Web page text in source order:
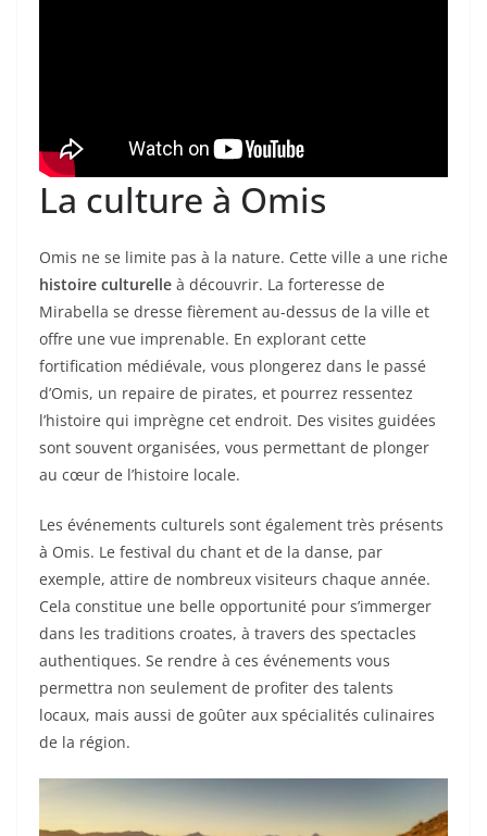
La culture à Omis
Omis ne se limite pas à la nature. Cette ville a une riche
histoire culturelle à découvrir. La forteresse de
Mirabella se dresse fièrement au-dessus de la ville et
offre une vue imprenable. En explorant cette
fortification médiévale, vous plongerez dans le passé
d’Omis, un repaire de pirates, et pourrez ressentez
l’histoire qui imprègne cet endroit. Des visites guidées
sont souvent organisées, vous permettant de plonger
au cœur de l’histoire locale.
Les événements culturels sont également très présents
à Omis. Le festival du chant et de la danse, par
exemple, attire de nombreux visiteurs chaque année.
Cela constitue une belle opportunité pour s’immerger
dans les traditions croates, à travers des spectacles
authentiques. Se rendre à ces événements vous
permettra non seulement de profiter des talents
locaux, mais aussi de goûter aux spécialités culinaires
de la région.